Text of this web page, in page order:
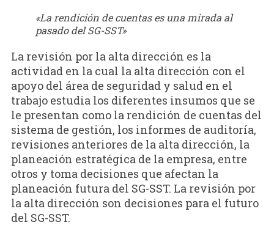
«La rendición de cuentas es una mirada al
pasado del SG-SST»
La revisión por la alta dirección es la
actividad en la cual la alta dirección con el
apoyo del área de seguridad y salud en el
trabajo estudia los diferentes insumos que se
le presentan como la rendición de cuentas del
sistema de gestión, los informes de auditoría,
revisiones anteriores de la alta dirección, la
planeación estratégica de la empresa, entre
otros y toma decisiones que afectan la
planeación futura del SG-SST. La revisión por
la alta dirección son decisiones para el futuro
del SG-SST.